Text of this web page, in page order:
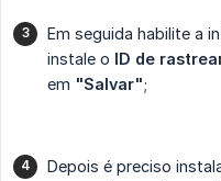
Em seguida habilite a
instale o ID de
em "Salvar";
Depois é preciso